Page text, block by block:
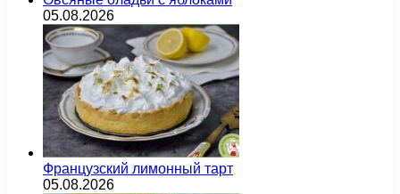
05.08.2026
Французский лимонный тарт
05.08.2026